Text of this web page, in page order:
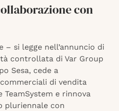
con
– si legge nell’annuncio di
controllata di Var Group
Sesa, cede a
di vendita
e rinnova
pluriennale con